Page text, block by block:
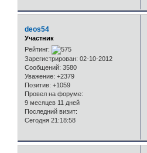
deos54
Участник
Рейтинг:
Зарегистрирован: 02-10-2012
Сообщений: 3580
Уважение: +2379
Позитив: +1059
Провел на форуме:
9 месяцев 11 дней
Последний визит:
Сегодня 21:18:58